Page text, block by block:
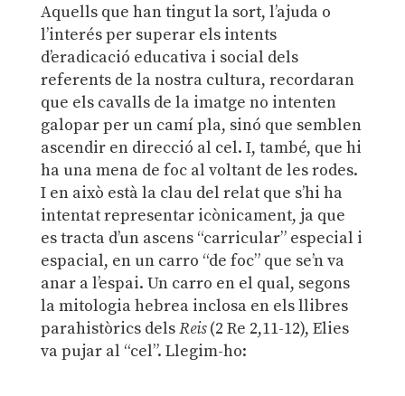
Aquells que han tingut la sort, l’ajuda o
l’interés per superar els intents
d’eradicació educativa i social dels
referents de la nostra cultura, recordaran
que els cavalls de la imatge no intenten
galopar per un camí pla, sinó que semblen
ascendir en direcció al cel. I, també, que hi
ha una mena de foc al voltant de les rodes.
I en això està la clau del relat que s’hi ha
intentat representar icònicament, ja que
es tracta d’un ascens “carricular” especial i
espacial, en un carro “de foc” que se’n va
anar a l’espai. Un carro en el qual, segons
la mitologia hebrea inclosa en els llibres
parahistòrics delsReis(2 Re 2,11-12), Elies
va pujar al “cel”. Llegim-ho: